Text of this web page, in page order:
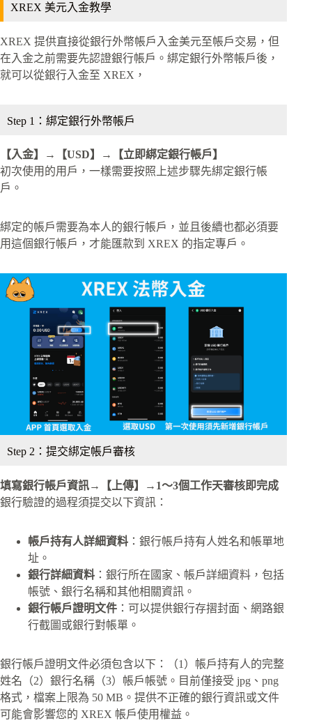
XREX 美元入金教學
XREX 提供直接從銀行外幣帳戶入金美元至帳戶交易，但
在入金之前需要先認證銀行帳戶。綁定銀行外幣帳戶後，
就可以從銀行入金至 XREX，
Step 1：綁定銀行外幣帳戶
【入金】→【USD】→【立即綁定銀行帳戶】
初次使用的用戶，一樣需要按照上述步驟先綁定銀行帳
戶。
綁定的帳戶需要為本人的銀行帳戶，並且後續也都必須要
用這個銀行帳戶，才能匯款到 XREX 的指定專戶。
Step 2：提交綁定帳戶審核
填寫銀行帳戶資訊→【上傳】→1～3個工作天審核即完成
銀行驗證的過程須提交以下資訊：
帳戶持有人詳細資料 ：銀行帳戶持有人姓名和帳單地
址。
銀行詳細資料 ：銀行所在國家、帳戶詳細資料，包括
帳號、銀行名稱和其他相關資訊。
銀行帳戶證明文件 ：可以提供銀行存摺封面、網路銀
行截圖或銀行對帳單。
銀行帳戶證明文件必須包含以下：（1）帳戶持有人的完整
姓名（2）銀行名稱（3）帳戶帳號。目前僅接受 jpg、png
格式，檔案上限為 50 MB。提供不正確的銀行資訊或文件
可能會影響您的 XREX 帳戶使用權益。